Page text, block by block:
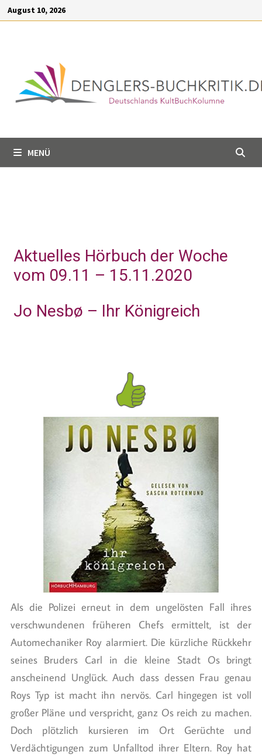
springen
August 10, 2026
MENÜ
Aktuelles Hörbuch der Woche
vom 09.11 – 15.11.2020
Jo Nesbø – Ihr Königreich
Als die Polizei erneut in dem ungelösten Fall ihres
verschwundenen früheren Chefs ermittelt, ist der
Automechaniker Roy alarmiert. Die kürzliche Rückkehr
seines Bruders Carl in die kleine Stadt Os bringt
anscheinend Unglück. Auch dass dessen Frau genau
Roys Typ ist macht ihn nervös. Carl hingegen ist voll
großer Pläne und verspricht, ganz Os reich zu machen.
Doch plötzlich kursieren im Ort Gerüchte und
Verdächtigungen zum Unfalltod ihrer Eltern. Roy hat